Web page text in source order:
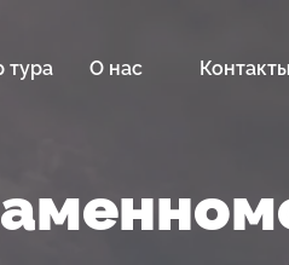
тура О нас Контакты